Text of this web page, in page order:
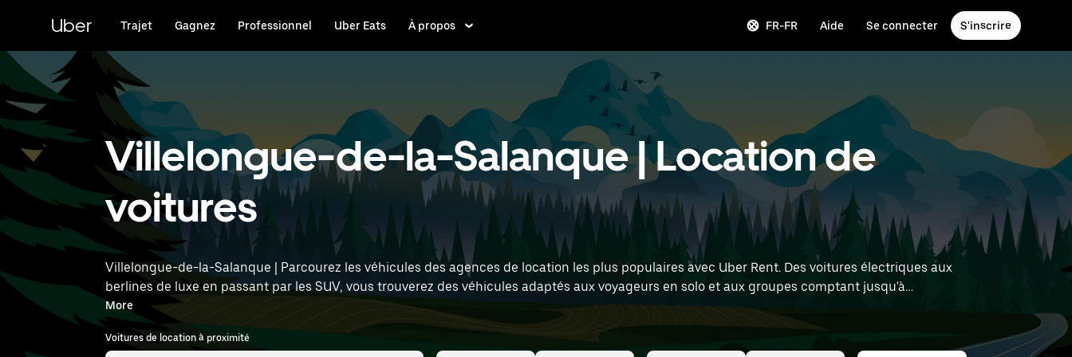
principal
Uber Trajet Gagnez Professionnel Uber Eats À propos FR-FR Aide Se connecter S'inscrire
Villelongue-de-la-Salanque | Location de
voitures
Villelongue-de-la-Salanque | Parcourez les véhicules des agences de location les plus populaires avec Uber Rent. Des voitures électriques aux
berlines de luxe en passant par les SUV, vous trouverez des véhicules adaptés aux voyageurs en solo et aux groupes comptant jusqu'à
sept personnes. Saisissez l'heure et l'emplacement (par exemple : Perpignan airport) pour trouver des voitures de location à proximité.
More
Voitures de location à proximité